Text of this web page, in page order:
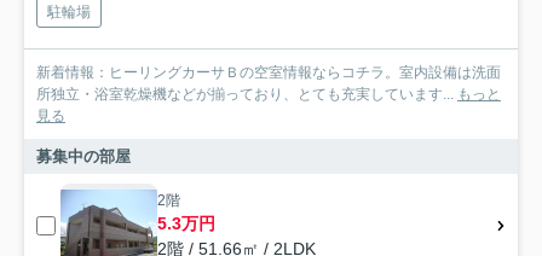
駐輪場
新着情報：ヒーリングカーサＢの空室情報ならコチラ。室内設備は洗面
所独立・浴室乾燥機などが揃っており、とても充実しています... もっと
見る
募集中の部屋
2階
5.3万円
2階 / 51.66㎡ / 2LDK